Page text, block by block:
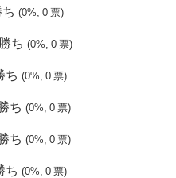
(0%, 0 票)
ち (0%, 0 票)
ち (0%, 0 票)
ち (0%, 0 票)
ち (0%, 0 票)
ち (0%, 0 票)